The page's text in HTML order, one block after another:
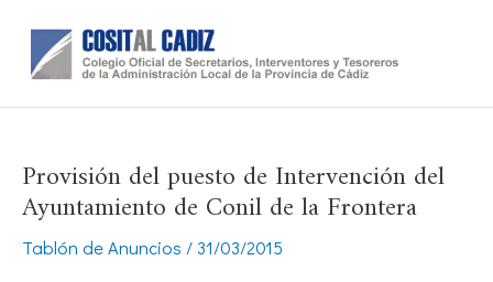
contenido
Provisión del puesto de Intervención del
Ayuntamiento de Conil de la Frontera
Tablón de Anuncios / 31/03/2015